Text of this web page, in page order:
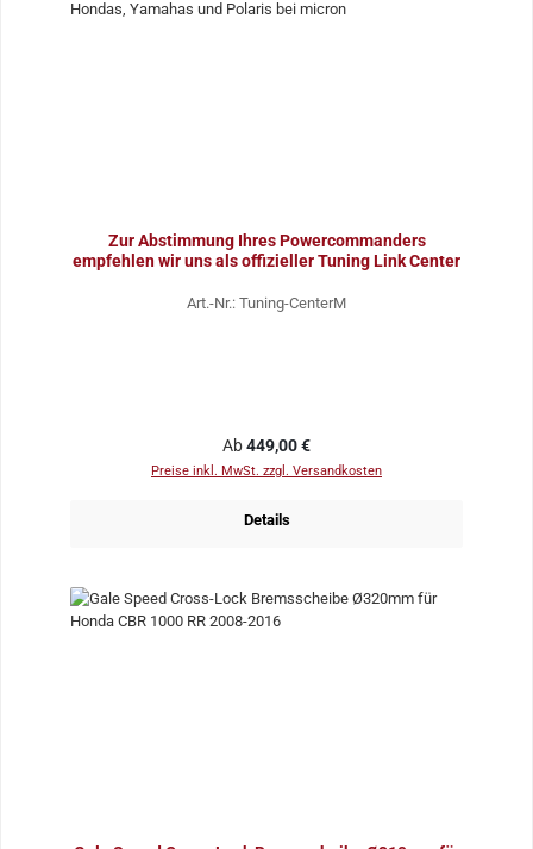
Zur Abstimmung Ihres Powercommanders
empfehlen wir uns als offizieller Tuning Link Center
Art.-Nr.: Tuning-CenterM
Regulärer Preis:
Ab449,00 €
Preise inkl. MwSt. zzgl. Versandkosten
Details